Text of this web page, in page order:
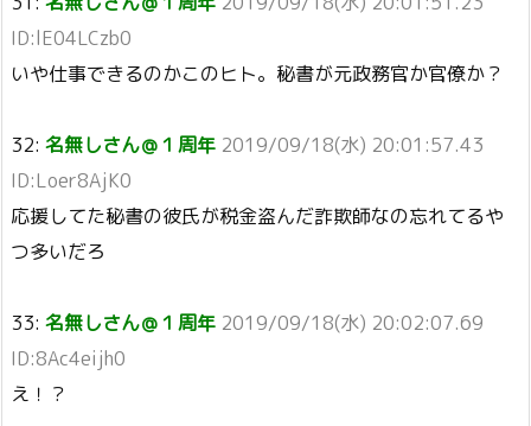
ID:lE04LCzb0
いや仕事できるのかこのヒト。秘書が元政務官か官僚か？
32: 名無しさん＠１周年 2019/09/18(水) 20:01:57.43
ID:Loer8AjK0
応援してた秘書の彼氏が税金盗んだ詐欺師なの忘れてるや
つ多いだろ
33: 名無しさん＠１周年 2019/09/18(水) 20:02:07.69
ID:8Ac4eijh0
え！？